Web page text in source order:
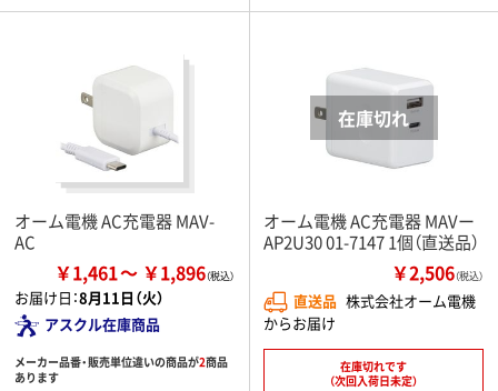
オーム電機 AC充電器 MAV-
AC
￥1,461 ￥1,896
お届け日：8月11日（火）
アスクル在庫商品
メーカー品番・販売単位違いの商品が2商品
あります
オーム電機 AC充電器 MAVー
AP2U30 01-7147 1個（直送品）
￥2,506（税込）
直送品 株式会社オーム電機
からお届け
在庫切れです
（次回入荷日未定）